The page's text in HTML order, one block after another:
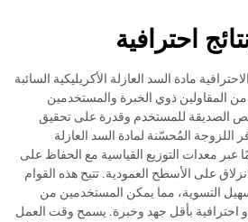
احترافية
مادة السد العازلة الأكريليكية السائبة
من المقاولين ذوي الخبرة والمستخدمين
الصديقة للمستخدم وقدرة على تحقيق
اللزوجة المُحسّنة لمادة السد العازلة
عبر معدات التوزيع القياسية مع الحفاظ على
على الأسطح العمودية. تتيح هذه القوام
التسوية، مما يمكن المستخدمين من
بأقل جهد وخبرة. يسمح وقت العمل